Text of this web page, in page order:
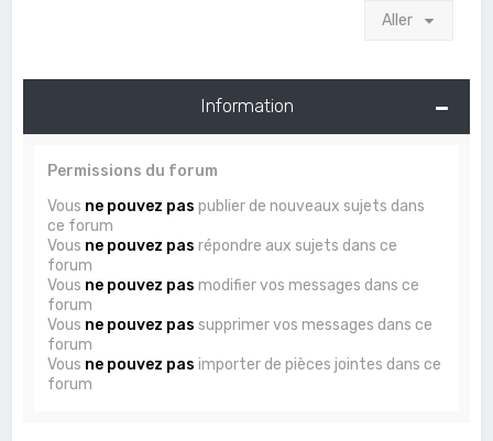
Aller
Information
Permissions du forum
Vous ne pouvez pas publier de nouveaux sujets dans
ce forum
Vous ne pouvez pas répondre aux sujets dans ce
forum
Vous ne pouvez pas modifier vos messages dans ce
forum
Vous ne pouvez pas supprimer vos messages dans ce
forum
Vous ne pouvez pas importer de pièces jointes dans ce
forum